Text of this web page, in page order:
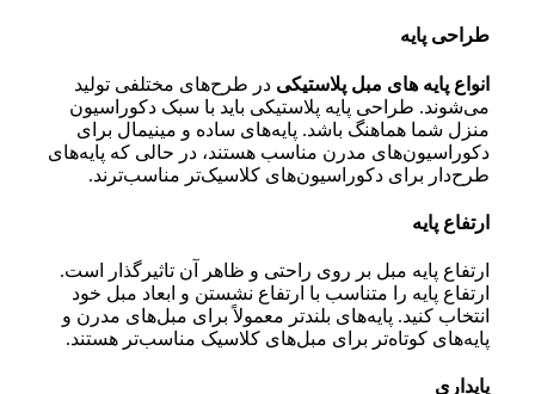
طراحی پایه
انواع پایه های مبل پلاستیکی در طرح‌های مختلفی تولید
می‌شوند. طراحی پایه پلاستیکی باید با سبک دکوراسیون
منزل شما هماهنگ باشد. پایه‌های ساده و مینیمال برای
دکوراسیون‌های مدرن مناسب هستند، در حالی که پایه‌های
طرح‌دار برای دکوراسیون‌های کلاسیک‌تر مناسب‌ترند.
ارتفاع پایه
ارتفاع پایه مبل بر روی راحتی و ظاهر آن تاثیرگذار است.
ارتفاع پایه را متناسب با ارتفاع نشستن و ابعاد مبل خود
انتخاب کنید. پایه‌های بلندتر معمولاً برای مبل‌های مدرن و
پایه‌های کوتاه‌تر برای مبل‌های کلاسیک مناسب‌تر هستند.
پایداری